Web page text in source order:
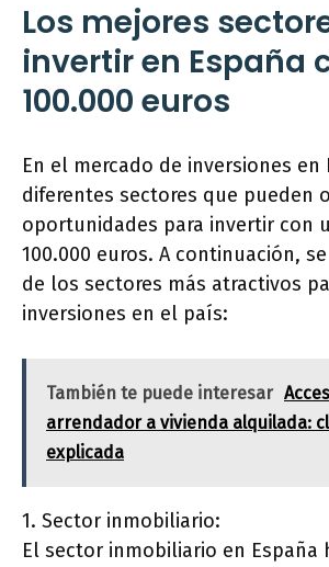
Los mejores
invertir en España
100.000 euros
En el mercado de inversiones en
diferentes sectores que pueden
oportunidades para invertir con
100.000 euros. A continuación,
de los sectores más atractivos
inversiones en el país:
También te puede interesar
arrendador a vivienda alquilada:
explicada
1. Sector inmobiliario:
El sector inmobiliario en España